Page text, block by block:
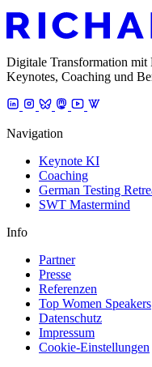
Digitale Transformation mit
Keynotes, Coaching und
Navigation
Keynote KI
Coaching
German Testing
SWT Mastermind
Info
Partner
Presse
Referenzen
Top Women Speakers
Datenschutz
Impressum
Cookie-Einstellungen